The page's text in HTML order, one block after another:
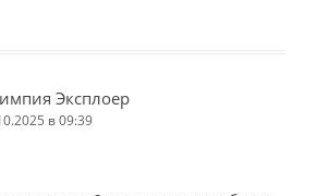
Эксплоер
в 09:39